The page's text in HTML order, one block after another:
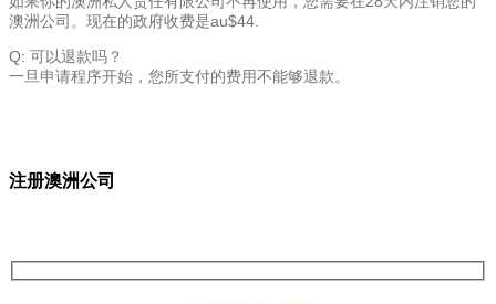
澳洲公司。现在的政府收费是au$44.
Q: 可以退款吗？
一旦申请程序开始，您所支付的费用不能够退款。
注册澳洲公司